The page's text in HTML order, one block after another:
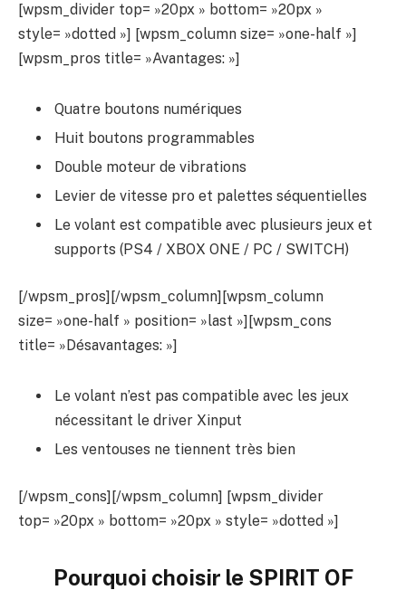
[wpsm_divider top= »20px » bottom= »20px »
style= »dotted »] [wpsm_column size= »one-half »]
[wpsm_pros title= »Avantages: »]
Quatre boutons numériques
Huit boutons programmables
Double moteur de vibrations
Levier de vitesse pro et palettes séquentielles
Le volant est compatible avec plusieurs jeux et
supports (PS4 / XBOX ONE / PC / SWITCH)
[/wpsm_pros][/wpsm_column][wpsm_column
size= »one-half » position= »last »][wpsm_cons
title= »Désavantages: »]
Le volant n’est pas compatible avec les jeux
nécessitant le driver Xinput
Les ventouses ne tiennent très bien
[/wpsm_cons][/wpsm_column] [wpsm_divider
top= »20px » bottom= »20px » style= »dotted »]
Pourquoi choisir le SPIRIT OF